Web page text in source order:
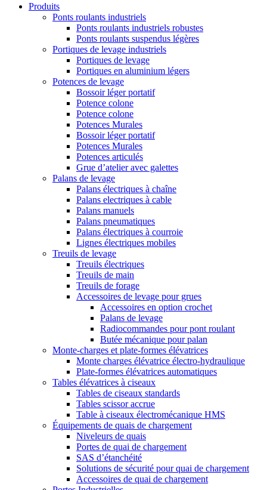
Produits
Ponts roulants industriels
Ponts roulants industriels robustes
Ponts roulants suspendus légères
Portiques de levage industriels
Portiques de levage
Portiques en aluminium légers
Potences de levage
Bossoir léger portatif
Potence colone
Potence colone
Potences Murales
Bossoir léger portatif
Potences Murales
Potences articulés
Grue d’atelier avec galettes
Palans de levage
Palans électriques à chaîne
Palans electriques à cable
Palans manuels
Palans pneumatiques
Palans électriques à courroie
Lignes électriques mobiles
Treuils de levage
Treuils électriques
Treuils de main
Treuils de forage
Accessoires de levage pour grues
Accessoires en option crochet
Palans de levage
Radiocommandes pour pont roulant
Butée mécanique pour palan
Monte-charges et plate-formes élévatrices
Monte charges élévatrice électro-hydraulique
Plate-formes élévatrices automatiques
Tables élévatrices à ciseaux
Tables de ciseaux standards
Tables scissor accrue
Table à ciseaux électromécanique HMS
Équipements de quais de chargement
Niveleurs de quais
Portes de quai de chargement
SAS d’étanchéité
Solutions de sécurité pour quai de chargement
Accessoires de quai de chargement